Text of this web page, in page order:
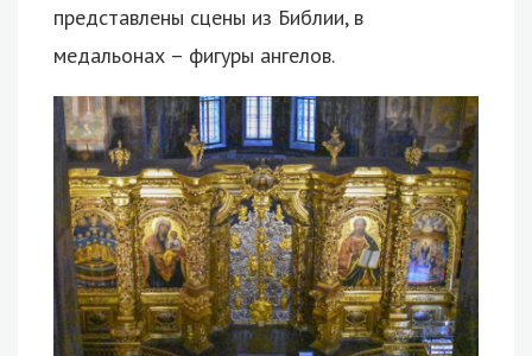
представлены сцены из Библии, в
медальонах – фигуры ангелов.